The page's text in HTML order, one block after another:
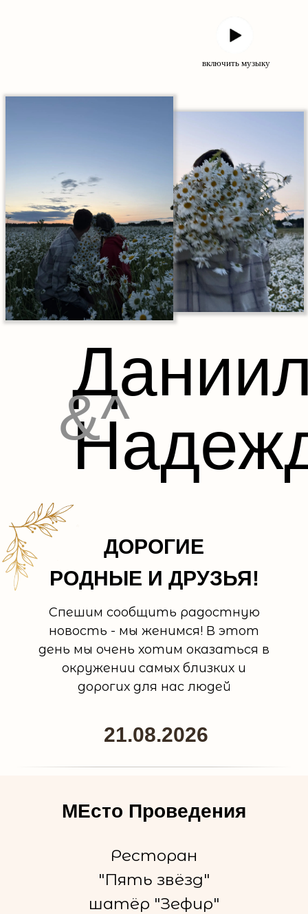
&^
включить музыку
21.08.2026
ДОРОГИЕ
РОДНЫЕ И ДРУЗЬЯ!
Спешим сообщить радостную
новость - мы женимся! В этот
день мы очень хотим оказаться в
окружении самых близких и
дорогих для нас людей
МЕсто Проведения
Ресторан
"Пять звёзд"
шатёр "Зефир"